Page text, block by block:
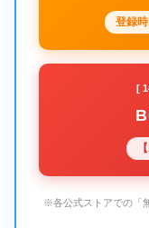
登録
[
※各公式ストアでの「